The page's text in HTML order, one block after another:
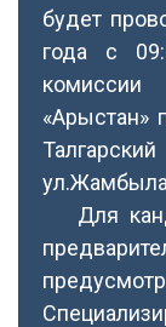
будет
года с
комиссии
«Арыстан»
Для